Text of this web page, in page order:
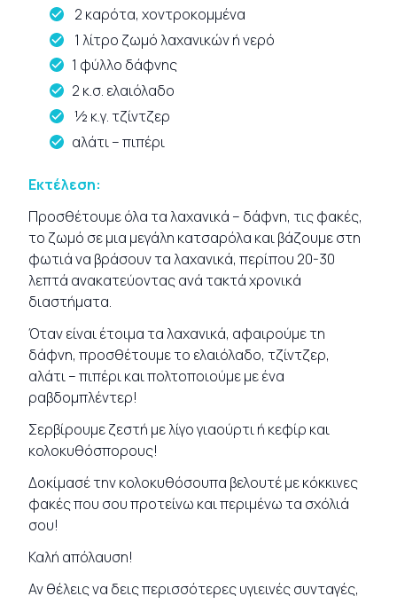
2 καρότα, χοντροκομμένα
1 λίτρο ζωμό λαχανικών ή νερό
1 φύλλο δάφνης
2 κ.σ. ελαιόλαδο
½ κ.γ. τζίντζερ
αλάτι – πιπέρι
Εκτέλεση:
Προσθέτουμε όλα τα λαχανικά – δάφνη, τις φακές,
το ζωμό σε μια μεγάλη κατσαρόλα και βάζουμε στη
φωτιά να βράσουν τα λαχανικά, περίπου 20-30
λεπτά ανακατεύοντας ανά τακτά χρονικά
διαστήματα.
Όταν είναι έτοιμα τα λαχανικά, αφαιρούμε τη
δάφνη, προσθέτουμε το ελαιόλαδο, τζίντζερ,
αλάτι – πιπέρι και πολτοποιούμε με ένα
ραβδομπλέντερ!
Σερβίρουμε ζεστή με λίγο γιαούρτι ή κεφίρ και
κολοκυθόσπορους!
Δοκίμασέ την κολοκυθόσουπα βελουτέ με κόκκινες
φακές που σου προτείνω και περιμένω τα σχόλιά
σου!
Καλή απόλαυση!
Αν θέλεις να δεις περισσότερες υγιεινέςσυνταγές,